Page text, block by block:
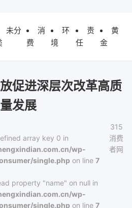
未分 消
费
环
境
责
任
黄
金
促进深层次改革高质
量发展
array key 0 in
wp-
single.php on line7
property "name" on null in
wp-
single.php on line7
315
消费
者网